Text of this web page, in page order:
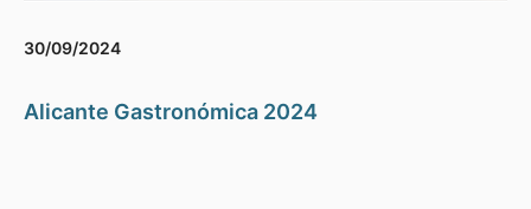
30/09/2024
Alicante Gastronómica 2024